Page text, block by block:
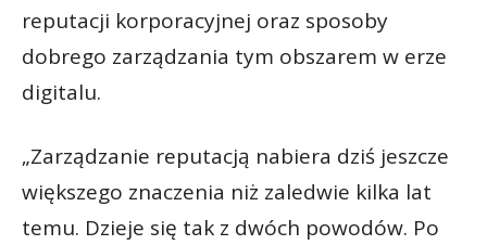
reputacji korporacyjnej oraz sposoby
dobrego zarządzania tym obszarem w erze
digitalu.
„Zarządzanie reputacją nabiera dziś jeszcze
większego znaczenia niż zaledwie kilka lat
temu. Dzieje się tak z dwóch powodów. Po